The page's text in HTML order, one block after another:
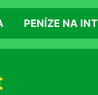
PENÍZE NA